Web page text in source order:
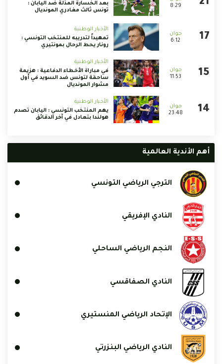
8:29
بعد الخسارة المذلة ضد اليابان :
تونس ثالث مغادري المونديال
6:12
الأخبار الوطنية
تمهيداً لتدريبه للمنتخب التونسي :
رونار يحط الرحال بمونتيري
11:53
الأخبار الوطنية
في مباراة الأخطاء الدفاعية : هزيمة
ساحقة لتونس ضد السويد في أول
مشوار المونديال
23:48
الأخبار الوطنية
يهم المنتخب التونسي : اليابان تصدم
هولندا بتعادل في آخر الدقائق
أهم الأندية العالمية
الترجي الرياضي التونسي
النادي الإفريقي
النجم الرياضي الساحلي
النادي الصفاقسي
الإتحاد الرياضي المنستيري
النادي الرياضي البنزرتي